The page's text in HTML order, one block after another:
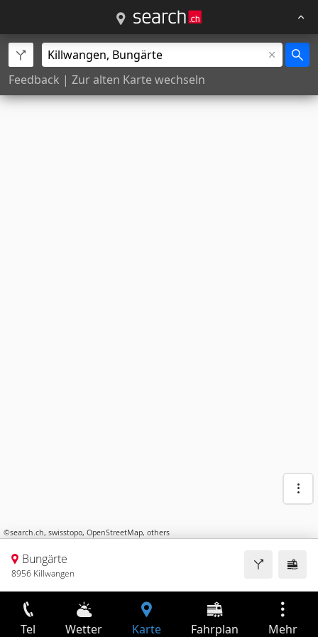
Feedback | Zur alten Karte wechseln
©search.ch, swisstopo, OpenStreetMap, others
Bungärte
8956 Killwangen
Tel Wetter Karte Fahrplan Mehr